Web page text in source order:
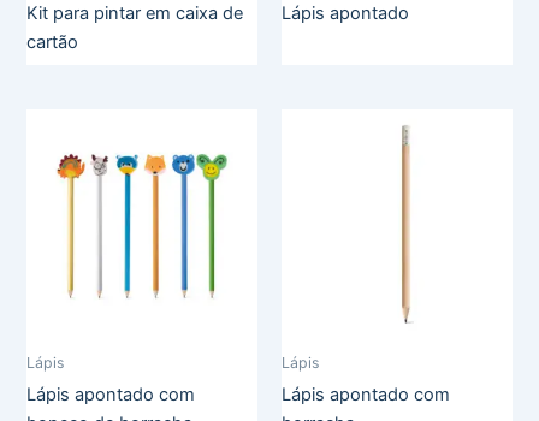
Kit para pintar em caixa de
cartão
Lápis apontado
Lápis
Lápis apontado com
Lápis
Lápis apontado com